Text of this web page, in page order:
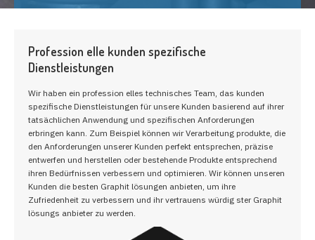
Profession elle kunden spezifische
Dienstleistungen
Wir haben ein profession elles technisches Team, das kunden
spezifische Dienstleistungen für unsere Kunden basierend auf ihrer
tatsächlichen Anwendung und spezifischen Anforderungen
erbringen kann. Zum Beispiel können wir Verarbeitung produkte, die
den Anforderungen unserer Kunden perfekt entsprechen, präzise
entwerfen und herstellen oder bestehende Produkte entsprechend
ihren Bedürfnissen verbessern und optimieren. Wir können unseren
Kunden die besten Graphit lösungen anbieten, um ihre
Zufriedenheit zu verbessern und ihr vertrauens würdig ster Graphit
lösungs anbieter zu werden.